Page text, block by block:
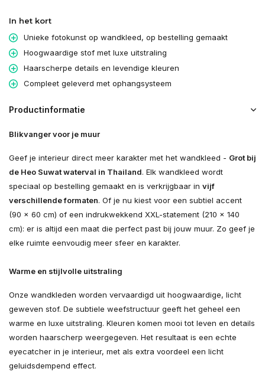
In het kort
Unieke fotokunst op wandkleed, op bestelling gemaakt
Hoogwaardige stof met luxe uitstraling
Haarscherpe details en levendige kleuren
Compleet geleverd met ophangsysteem
Productinformatie
Blikvanger voor je muur
Geef je interieur direct meer karakter met het wandkleed - Grot bij
de Heo Suwat waterval in Thailand. Elk wandkleed wordt
speciaal op bestelling gemaakt en is verkrijgbaar in vijf
verschillende formaten. Of je nu kiest voor een subtiel accent
(90 × 60 cm) of een indrukwekkend XXL-statement (210 × 140
cm): er is altijd een maat die perfect past bij jouw muur. Zo geef je
elke ruimte eenvoudig meer sfeer en karakter.
Warme en stijlvolle uitstraling
Onze wandkleden worden vervaardigd uit hoogwaardige, licht
geweven stof. De subtiele weefstructuur geeft het geheel een
warme en luxe uitstraling. Kleuren komen mooi tot leven en details
worden haarscherp weergegeven. Het resultaat is een echte
eyecatcher in je interieur, met als extra voordeel een licht
geluidsdempend effect.